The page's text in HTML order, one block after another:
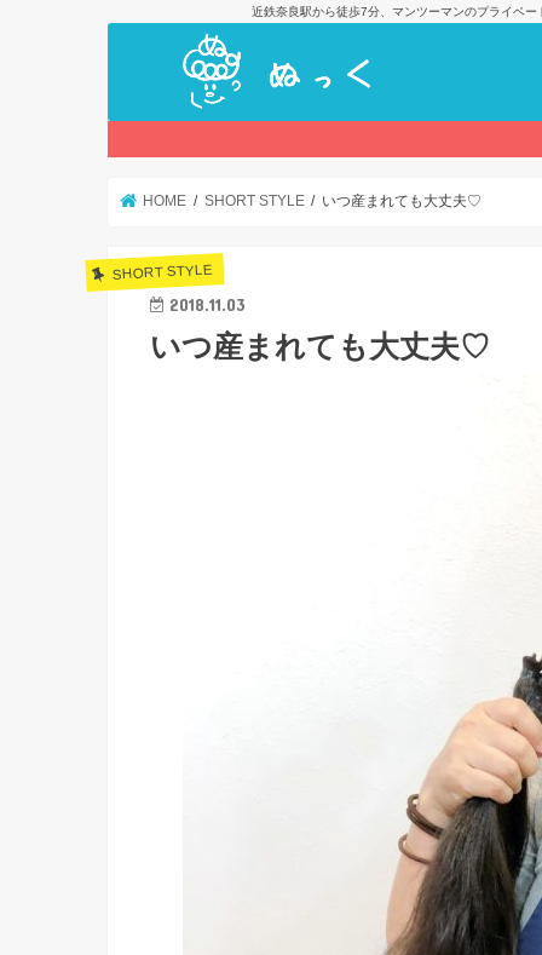
近鉄奈良駅から徒歩7分、マンツーマンのプライベ
HOME SHORT STYLE いつ産まれても大丈夫♡
SHORT STYLE
2018.11.03
いつ産まれても大丈夫♡